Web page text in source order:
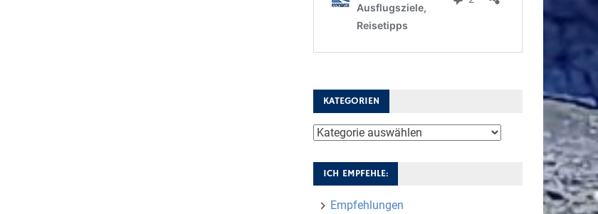
KATEGORIEN
Kategorien
ICH EMPFEHLE:
Empfehlungen